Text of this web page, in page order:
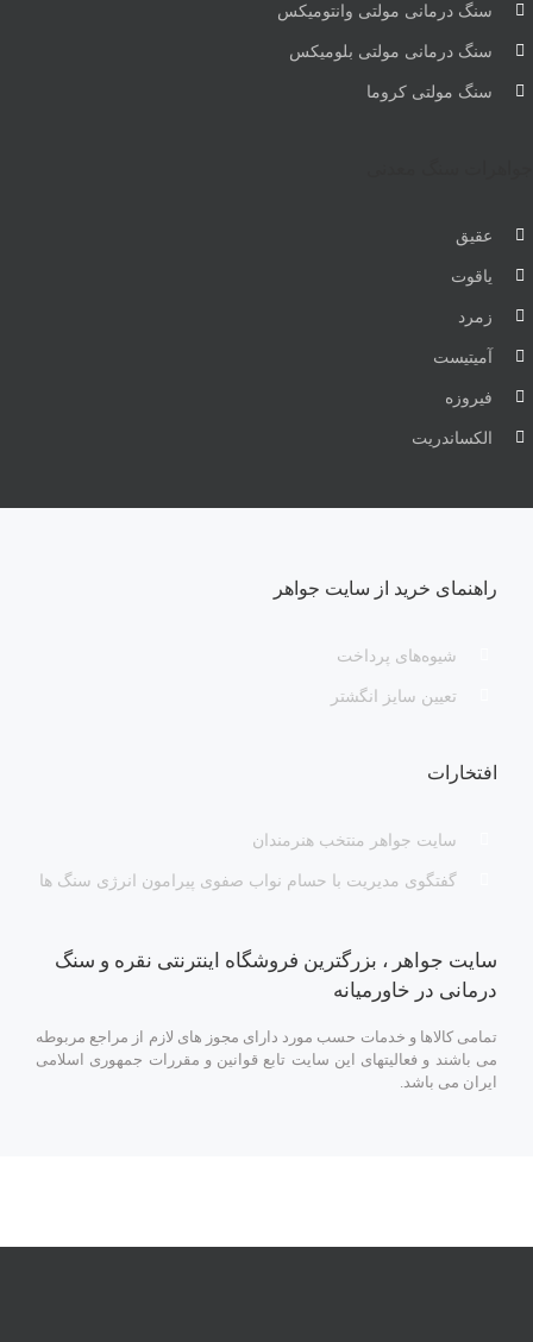
سنگ درمانی مولتی وانتومیکس
سنگ درمانی مولتی بلومیکس
سنگ مولتی کروما
عقیق
یاقوت
زمرد
آمیتیست
فیروزه
الکساندریت
راهنمای خرید از سایت جواهر
شیوه‌های پرداخت
تعیین سایز انگشتر
افتخارات
سایت جواهر منتخب هنرمندان
گفتگوی مدیریت با حسام نواب صفوی پیرامون انرژی سنگ ها
سایت جواهر ، بزرگترین فروشگاه اینترنتی نقره و سنگ
درمانی در خاورمیانه
تمامی کالاها و خدمات حسب مورد دارای مجوز های لازم از مراجع مربوطه
می باشند و فعالیتهای این سایت تابع قوانین و مقررات جمهوری اسلامی
ایران می باشد.